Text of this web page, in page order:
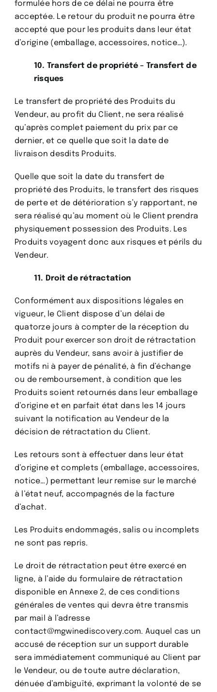
formulée hors de ce délai ne pourra être
acceptée. Le retour du produit ne pourra être
accepté que pour les produits dans leur état
d’origine (emballage, accessoires, notice…).
10. Transfert de propriété – Transfert de
risques
Le transfert de propriété des Produits du
Vendeur, au profit du Client, ne sera réalisé
qu’après complet paiement du prix par ce
dernier, et ce quelle que soit la date de
livraison desdits Produits.
Quelle que soit la date du transfert de
propriété des Produits, le transfert des risques
de perte et de détérioration s’y rapportant, ne
sera réalisé qu’au moment où le Client prendra
physiquement possession des Produits. Les
Produits voyagent donc aux risques et périls du
Vendeur.
11. Droit de rétractation
Conformément aux dispositions légales en
vigueur, le Client dispose d’un délai de
quatorze jours à compter de la réception du
Produit pour exercer son droit de rétractation
auprès du Vendeur, sans avoir à justifier de
motifs ni à payer de pénalité, à fin d’échange
ou de remboursement, à condition que les
Produits soient retournés dans leur emballage
d’origine et en parfait état dans les 14 jours
suivant la notification au Vendeur de la
décision de rétractation du Client.
Les retours sont à effectuer dans leur état
d’origine et complets (emballage, accessoires,
notice…) permettant leur remise sur le marché
à l’état neuf, accompagnés de la facture
d’achat.
Les Produits endommagés, salis ou incomplets
ne sont pas repris.
Le droit de rétractation peut être exercé en
ligne, à l’aide du formulaire de rétractation
disponible en Annexe 2, de ces conditions
générales de ventes qui devra être transmis
par mail à l’adresse
contact@mgwinediscovery.com. Auquel cas un
accusé de réception sur un support durable
sera immédiatement communiqué au Client par
le Vendeur, ou de toute autre déclaration,
dénuée d’ambiguïté, exprimant la volonté de se